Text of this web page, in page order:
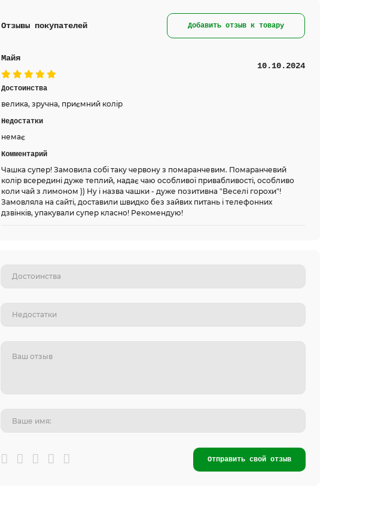
Отзывы покупателей Добавить отзыв к товару
Майя
10.10.2024
Достоинства
велика, зручна, приємний колір
Недостатки
немає
Комментарий
Чашка супер! Замовила собі таку червону з помаранчевим. Помаранчевий
колір всередині дуже теплий, надає чаю особливої привабливості, особливо
коли чай з лимоном )) Ну і назва чашки - дуже позитивна "Веселі горохи"!
Замовляла на сайті, доставили швидко без зайвих питань і телефонних
дзвінків, упакували супер класно! Рекомендую!
Отправить свой отзыв